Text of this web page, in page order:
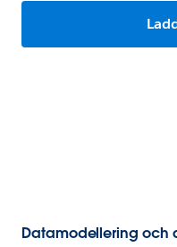
Datamodellering och